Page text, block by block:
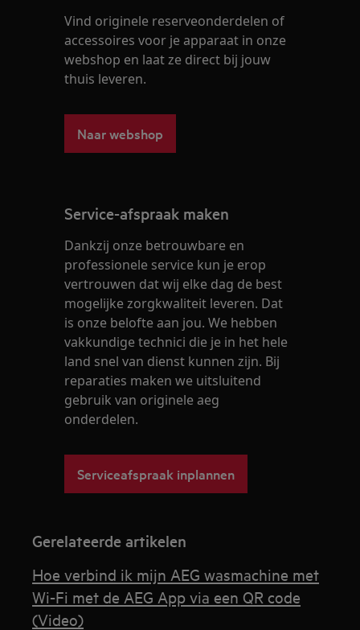
Vind originele reserveonderdelen of
accessoires voor je apparaat in onze
webshop en laat ze direct bij jouw
thuis leveren.
Naar webshop
Service-afspraak maken
Dankzij onze betrouwbare en
professionele service kun je erop
vertrouwen dat wij elke dag de best
mogelijke zorgkwaliteit leveren. Dat
is onze belofte aan jou. We hebben
vakkundige technici die je in het hele
land snel van dienst kunnen zijn. Bij
reparaties maken we uitsluitend
gebruik van originele aeg
onderdelen.
Serviceafspraak inplannen
Gerelateerde artikelen
Hoe verbind ik mijn AEG wasmachine met
Wi-Fi met de AEG App via een QR code
(Video)